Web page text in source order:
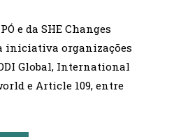
e da SHE Changes
iniciativa organizações
Global, International
e Article 109, entre